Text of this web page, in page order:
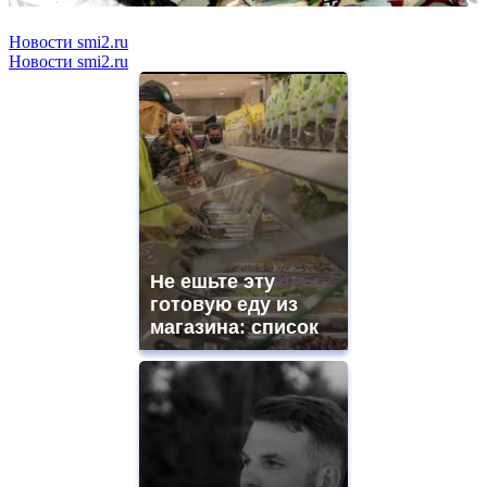
Новости smi2.ru
Новости smi2.ru
Не ешьте эту
готовую еду из
магазина: список